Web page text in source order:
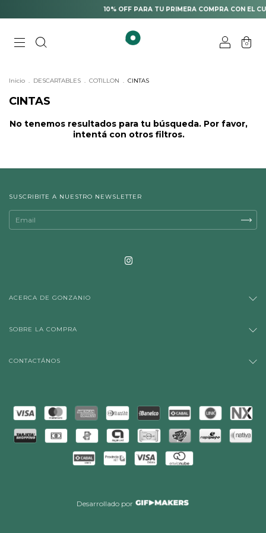
10% OFF PARA TU PRIMERA COMPRA CON EL
0
Inicio . DESCARTABLES . COTILLON . CINTAS
CINTAS
No tenemos resultados para tu búsqueda. Por favor,
intentá con otros filtros.
SUSCRIBITE A NUESTRO NEWSLETTER
ACERCA DE GONZANIO
SOBRE LA COMPRA
CONTACTÁNOS
Desarrollado por